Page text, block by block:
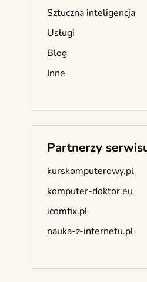
Sztuczna inteligencja
Usługi
Blog
Inne
Partnerzy
kurskomputerowy.pl
komputer-doktor.eu
icomfix.pl
nauka-z-internetu.pl